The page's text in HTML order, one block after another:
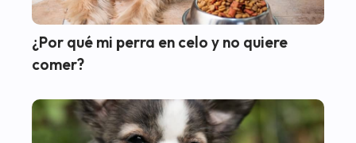
¿Por qué mi perra en celo y no quiere
comer?